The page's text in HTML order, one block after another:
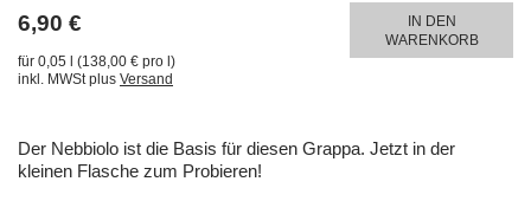
6,90 €
für 0,05 l (138,00 € pro l)
inkl. MWSt plus Versand
IN DEN
WARENKORB
Der Nebbiolo ist die Basis für diesen Grappa. Jetzt in der
kleinen Flasche zum Probieren!